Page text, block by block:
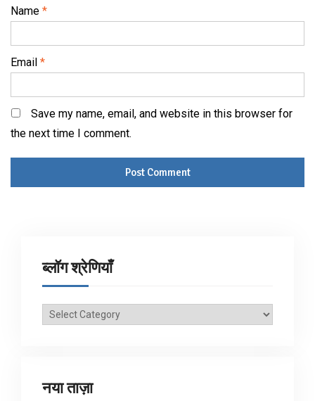
Name *
Email *
Save my name, email, and website in this browser for
the next time I comment.
ब्लॉग श्रेणियाँ
ब्लॉग
नया ताज़ा